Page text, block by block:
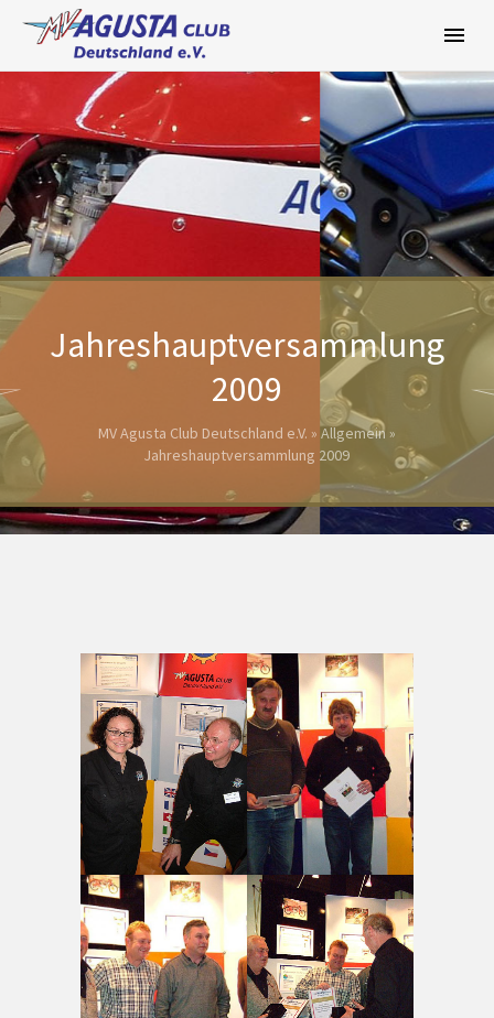
Inhalt
springen
Jahreshauptversammlung
2009
MV Agusta Club Deutschland e.V. »Allgemein »
Jahreshauptversammlung 2009